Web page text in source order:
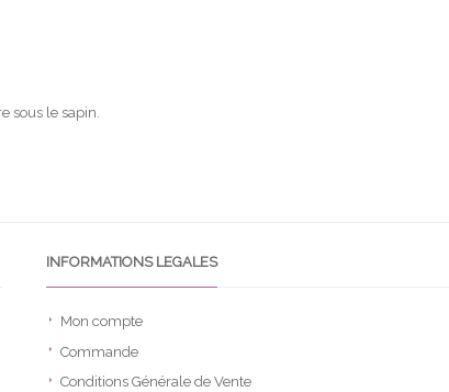
sous le sapin.
INFORMATIONS LEGALES
Mon compte
Commande
Conditions Générale de Vente